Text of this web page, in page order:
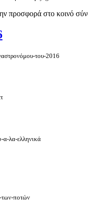
προσφορά στο κοινό
του-2016
λα-ελληνικά
ποτών